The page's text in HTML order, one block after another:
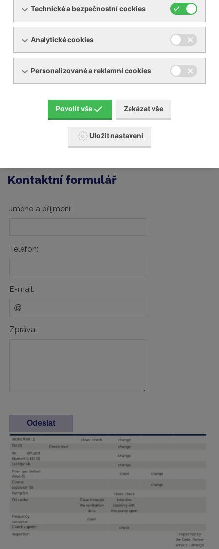
vývěv Becker
Společnost YNNA s.r.o. je výhradním zástupcem značky
služby pro všechny typy vývěv Becker.
Poskytujeme autorizovaný servis vývěv a servis
dmychadel Becker.
Provádíme též generální opravy a servis zařízení Busch,
Elmo Rietschle, Schmalz, Gardner Denver a dalších
Pro více informací oúdržbě a servisu
kontaktní formulář.
Kontaktní formulář
Jméno a příjmení:
Telefon:
E-mail:
Zpráva:
Technické a bezpečnostní cookies
Analytické cookies
Personalizované a reklamní cookies
Povolit vše Zakázat vše
Uložit nastavení